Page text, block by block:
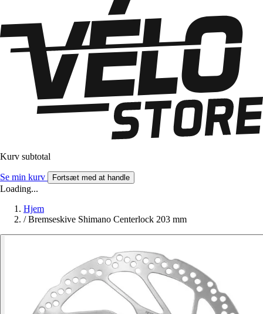
Kurv subtotal
Se min kurv Fortsæt med at handle
Loading...
Hjem
/ Bremseskive Shimano Centerlock 203 mm